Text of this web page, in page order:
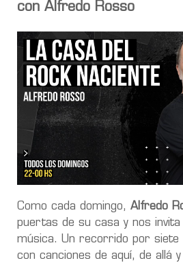
con Alfredo Rosso
Como cada domingo, Alfredo
puertas de su casa y nos
música. Un recorrido por siete
con canciones de aquí, de allá